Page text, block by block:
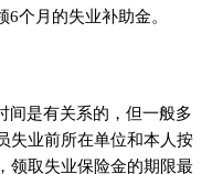
个月的失业补助金。
间是有关系的，但一般多
失业前所在单位和本人按
领取失业保险金的期限最